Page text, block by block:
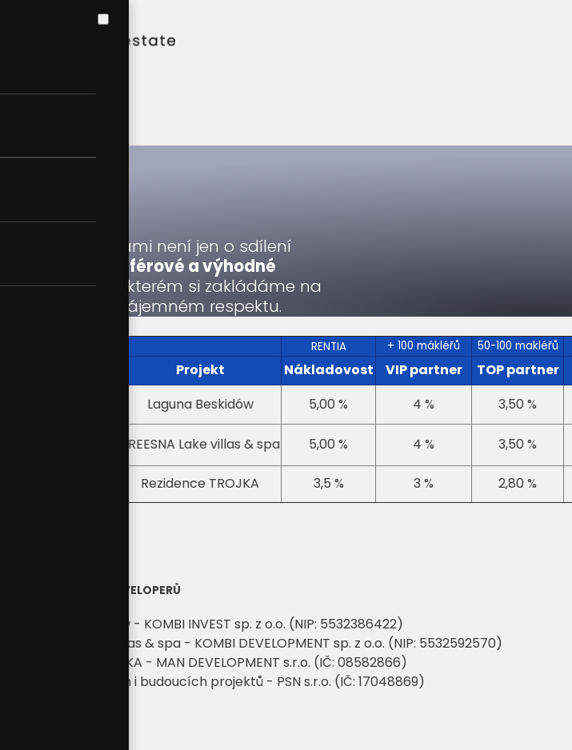
Spolupráce s námi není jen o sdílení
férové a výhodné
partnerství , ve kterém si zakládáme na
otevřenosti a vzájemném respektu.
RENTIA + 100 mákléřů 50-100 makléřů
Projekt Nákladovost VIP partner TOP partner
Laguna Beskidów 5,00 % 4 % 3,50 %
TREESNA Lake villas & spa 5,00 % 4 % 3,50 %
Rezidence TROJKA 3,5 % 3 % 2,80 %
AKTUÁLNÍ SEZNAM DEVELOPERŮ
Laguna Beskidów - KOMBI INVEST sp. z o.o. (NIP: 5532386422)
Treesná Lake villas & spa - KOMBI DEVELOPMENT sp. z o.o. (NIP: 5532592570)
Rezidence TROJKA - MAN DEVELOPMENT s.r.o. (IČ: 08582866)
Více současných i budoucích projektů - PSN s.r.o. (IČ: 17048869)